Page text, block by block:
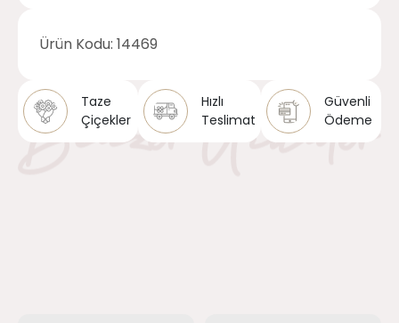
Ürün Kodu: 14469
Taze
Çiçekler
Hızlı
Teslimat
Güvenli
Ödeme